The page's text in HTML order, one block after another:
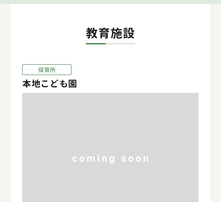
教育施設
保育所
本地こども園